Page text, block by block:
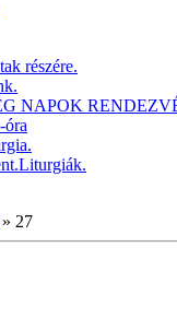
részére.
NAPOK
óra
» 27